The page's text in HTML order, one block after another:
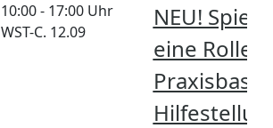
10:00 - 17:00 Uhr
WST-C. 12.09
NEU!
eine Rolle?